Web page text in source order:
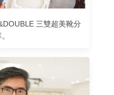
三雙超美靴分